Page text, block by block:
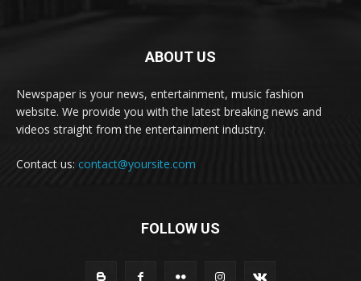
ABOUT US
Newspaper is your news, entertainment, music fashion
website. We provide you with the latest breaking news and
videos straight from the entertainment industry.
Contact us: contact@yoursite.com
FOLLOW US